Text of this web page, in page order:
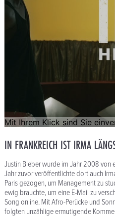
IN FRANKREICH IST IRMA
Justin Bieber wurde im Jahr 2008 von
Jahr zuvor veröffentlichte dort auch
Paris gezogen, um Management zu
ewig brauchte, um eine E-Mail zu
Song online. Mit Afro-Perücke und
folgten unzählige ermutigende